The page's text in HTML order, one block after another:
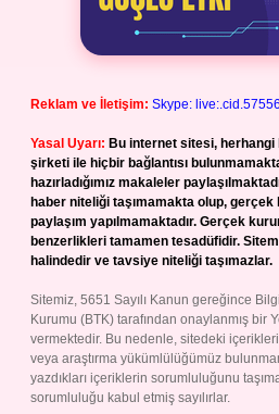
Reklam ve İletişim: Skype:
Yasal Uyarı: Bu internet sitesi,
şirketi ile hiçbir bağlantısı
hazırladığımız makaleler
haber niteliği taşımamakta olup,
paylaşım yapılmamaktadır. Gerçek
benzerlikleri tamamen tesadüfidir.
halindedir ve tavsiye niteliği taşımazlar.
Sitemiz, 5651 Sayılı Kanun gereğince
Kurumu (BTK) tarafından onaylanmış bir
vermektedir. Bu nedenle, sitedeki
veya araştırma yükümlülüğümüz
yazdıkları içeriklerin sorumluluğunu
sorumluluğu kabul etmiş sayılırlar.